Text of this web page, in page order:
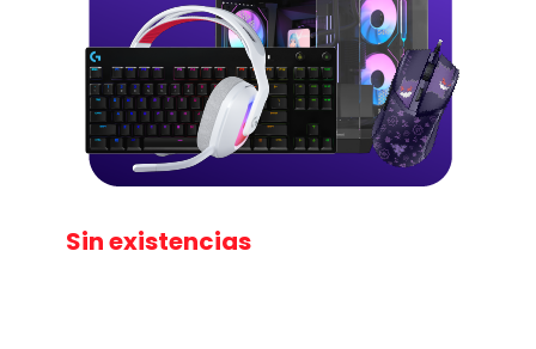
Sin existencias